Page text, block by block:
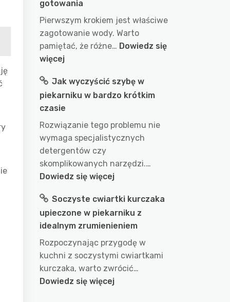
skóry
–
obalamy
popularne
przekonania
gotowania
Pierwszym krokiem jest właściwe
zagotowanie wody. Warto
pamiętać, że różne… Dowiedz się
więcej:
długo
gotować
wodę
w
garnku
aby
uzyskać
idealny
przepis
na
doskonałe
wykorzystanie
wody
podczas
gotowania
Jak wyczyścić szybę w
piekarniku w bardzo krótkim
czasie
Rozwiązanie tego problemu nie
wymaga specjalistycznych
detergentów czy
skomplikowanych narzędzi.…
Dowiedz się więcej:
wyczyścić
szybę
w
piekarniku
w
bardzo
krótkim
Soczyste cwiartki kurczaka
upieczone w piekarniku z
idealnym zrumienieniem
Rozpoczynając przygodę w
kuchni z soczystymi cwiartkami
kurczaka, warto zwrócić…
Dowiedz się więcej: